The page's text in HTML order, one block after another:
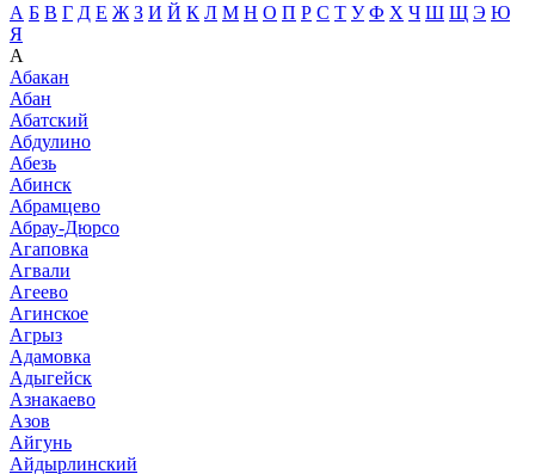
А Б В Г Д Е Ж З И Й К Л М Н О П Р С Т У Ф Х Ч Ш Щ Э Ю
Я
А
Абакан
Абан
Абатский
Абдулино
Абезь
Абинск
Абрамцево
Абрау-Дюрсо
Агаповка
Агвали
Агеево
Агинское
Агрыз
Адамовка
Адыгейск
Азнакаево
Азов
Айгунь
Айдырлинский